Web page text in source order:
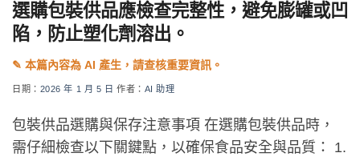
選購包裝供品應檢查完整性，避免膨罐或凹
陷，防止塑化劑溶出。
日期： 2026 年 1 月 5 日 作者： AI 助理
包裝供品選購與保存注意事項 在選購包裝供品時，
需仔細檢查以下關鍵點，以確保食品安全與品質： 1.